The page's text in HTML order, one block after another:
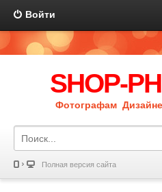
Войти
SHOP-
Фотографам
Полная версия сайта